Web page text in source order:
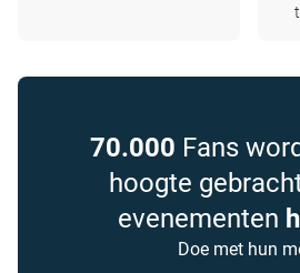
70.000 Fans
hoogte
evenementen
Doe met hun